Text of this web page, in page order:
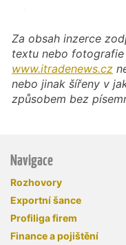
Za obsah inzerce
textu nebo fotografie
www.itradenews.cz
nebo jinak šířeny v
způsobem bez
Navigace
Rozhovory
Exportní šance
Profiliga firem
Finance a pojištění